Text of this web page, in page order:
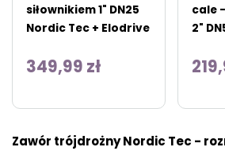
siłownikiem 1" DN25
Nordic Tec + Elodrive
349,99 zł
cale
2"
Zawór trójdrożny Nordic Tec -